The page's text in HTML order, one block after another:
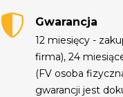
Gwarancja
12 miesięcy -
firma), 24
(FV osoba
gwarancji jest